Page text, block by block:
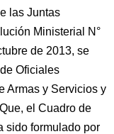
las Juntas
Ministerial N°
de 2013, se
Oficiales
Armas y Servicios y
el Cuadro de
sido formulado por